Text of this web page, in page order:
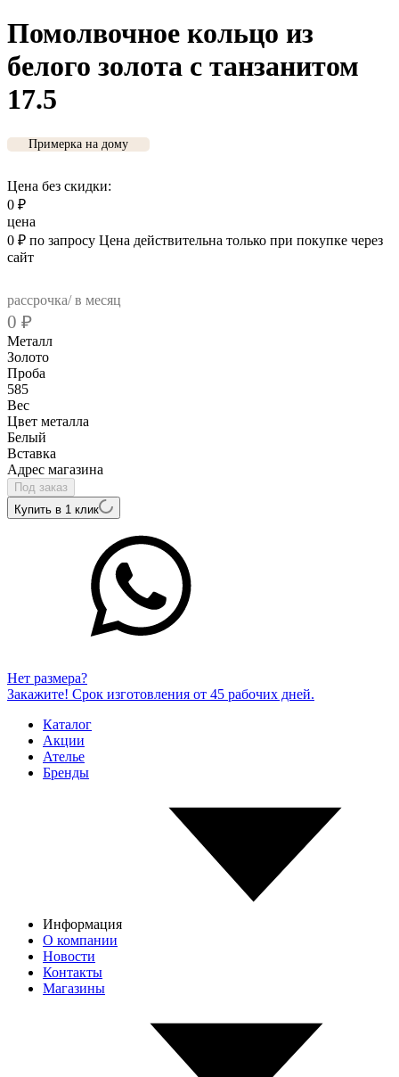
Помолвочное кольцо из
белого золота с танзанитом
17.5
Примерка на дому
Цена без скидки:
0 ₽
цена
0 ₽ по запросу Цена действительна только при покупке через
сайт
рассрочка/ в месяц
0 ₽
Металл
Золото
Проба
585
Вес
Цвет металла
Белый
Вcтавка
Адрес магазина
Под заказ
Купить в 1 клик
Нет размера?
Закажите! Срок изготовления от 45 рабочих дней.
Каталог
Акции
Ателье
Бренды
Информация
О компании
Новости
Контакты
Магазины